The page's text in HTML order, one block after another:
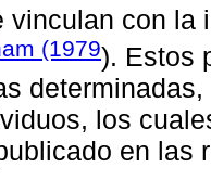
vinculan con la
(1979). Estos
los
en las